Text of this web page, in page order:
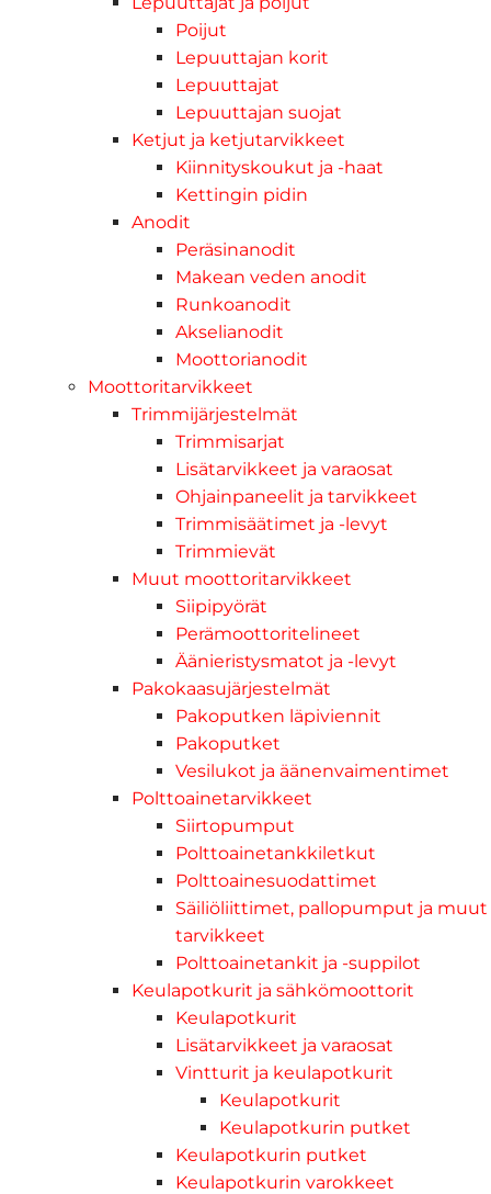
Poijut
Lepuuttajan korit
Lepuuttajat
Lepuuttajan suojat
Ketjut ja ketjutarvikkeet
Kiinnityskoukut ja -haat
Kettingin pidin
Anodit
Peräsinanodit
Makean veden anodit
Runkoanodit
Akselianodit
Moottorianodit
Moottoritarvikkeet
Trimmijärjestelmät
Trimmisarjat
Lisätarvikkeet ja varaosat
Ohjainpaneelit ja tarvikkeet
Trimmisäätimet ja -levyt
Trimmievät
Muut moottoritarvikkeet
Siipipyörät
Perämoottoritelineet
Äänieristysmatot ja -levyt
Pakokaasujärjestelmät
Pakoputken läpiviennit
Pakoputket
Vesilukot ja äänenvaimentimet
Polttoainetarvikkeet
Siirtopumput
Polttoainetankkiletkut
Polttoainesuodattimet
Säiliöliittimet, pallopumput ja muut
tarvikkeet
Polttoainetankit ja -suppilot
Keulapotkurit ja sähkömoottorit
Keulapotkurit
Lisätarvikkeet ja varaosat
Vintturit ja keulapotkurit
Keulapotkurit
Keulapotkurin putket
Keulapotkurin putket
Keulapotkurin varokkeet